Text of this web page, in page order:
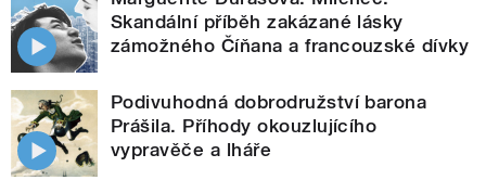
Skandální příběh zakázané lásky
zámožného Číňana a francouzské dívky
Podivuhodná dobrodružství barona
Prášila. Příhody okouzlujícího
vypravěče a lháře